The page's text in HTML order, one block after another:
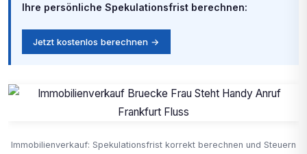
Ihre persönliche Spekulationsfrist berechnen:
Jetzt kostenlos berechnen →
Immobilienverkauf: Spekulationsfrist korrekt berechnen und Steuern